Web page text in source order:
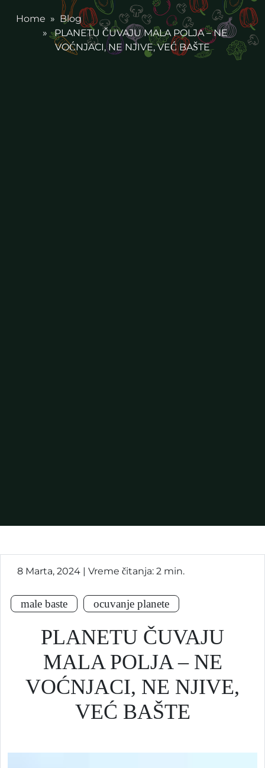
Home » Blog
» PLANETU ČUVAJU MALA POLJA – NE
VOĆNJACI, NE NJIVE, VEĆ BAŠTE
8 Marta, 2024 | Vreme čitanja: 2 min.
male baste ocuvanje planete
PLANETU ČUVAJU
MALA POLJA – NE
VOĆNJACI, NE NJIVE,
VEĆ BAŠTE